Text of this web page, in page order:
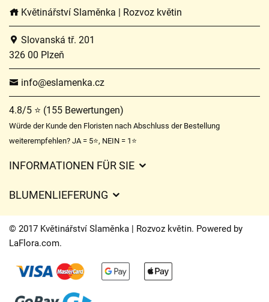
Květinářství Slaměnka | Rozvoz květin
Slovanská tř. 201
326 00 Plzeň
info@eslamenka.cz
4.8/5 ⭐ (155 Bewertungen)
Würde der Kunde den Floristen nach Abschluss der Bestellung
weiterempfehlen? JA = 5⭐, NEIN = 1⭐
INFORMATIONEN FÜR SIE
Lieferzeiten für Blumen – Übersicht der Möglichkeiten
BLUMENLIEFERUNG
Liefergebühren
Wohin wir Blumen liefern
Kontakt
© 2017 Květinářství Slaměnka | Rozvoz květin. Powered by
LaFlora.com.